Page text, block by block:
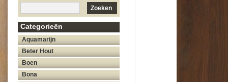
Zoeken
Categorieën
Aquamarijn
Beter Hout
Boen
Bona